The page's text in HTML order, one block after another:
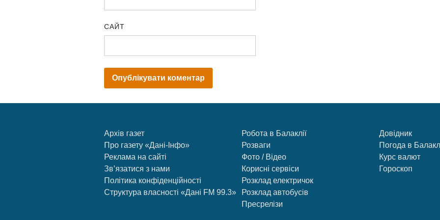
САЙТ
Архів газет
Про газету «Дані-Інфо»
Реклама на сайті
Зв’язатися з нами
Політика конфіденційності
Структура власності «Дані FM 99.3»
Робота в Балаклії
Розваги
Фото / Відео
Корисні сервіси
Розклад електричок
Розклад автобусів
Пресрелізи
Довідник
Погода в
Курс валют
Гороскоп